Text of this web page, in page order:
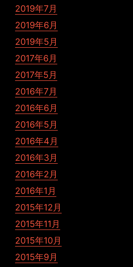
2019年7月
2019年6月
2019年5月
2017年6月
2017年5月
2016年7月
2016年6月
2016年5月
2016年4月
2016年3月
2016年2月
2016年1月
2015年12月
2015年11月
2015年10月
2015年9月